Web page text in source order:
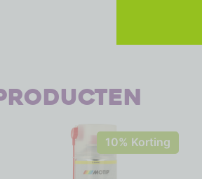
10% Korting